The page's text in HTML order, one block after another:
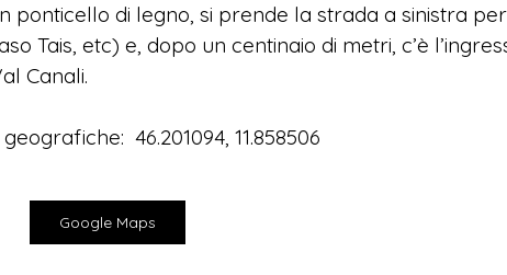
ponticello di legno, si prende la strada a sinistra
Tais, etc) e, dopo un centinaio di metri, c’è
Canali.
46.201094, 11.858506
Google Maps